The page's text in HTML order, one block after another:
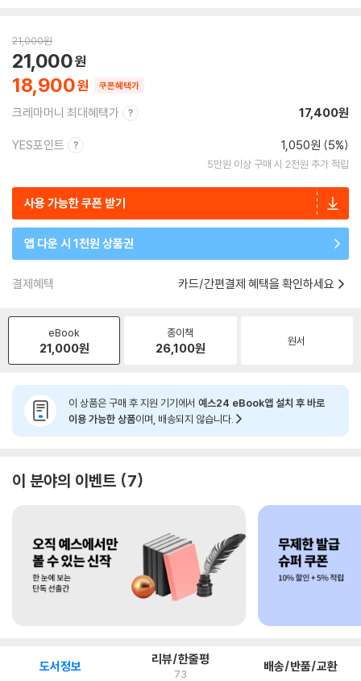
21,000원
18,900
21,000
쿠폰혜택가
크레마머니 최대혜택가 17,400원
YES포인트 1,050원 (5%)
5만원 이상 구매 시 2천원 추가 적립
사용 가능한 쿠폰 받기
앱 다운 시 1천원 상품권
결제혜택 카드/간편결제 혜택을 확인하세요
eBook
21,000원
종이책
26,100원 원서
이 상품은 구매 후 지원 기기에서 예스24 eBook앱 설치 후 바로
이용 가능한 상품이며, 배송되지 않습니다.
이 분야의 이벤트 7
도서정보 리뷰/한줄평
73 배송/반품/교환